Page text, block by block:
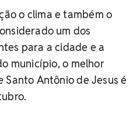
o clima e também o
um dos
para a cidade e a
município, o melhor
Antônio de Jesus é